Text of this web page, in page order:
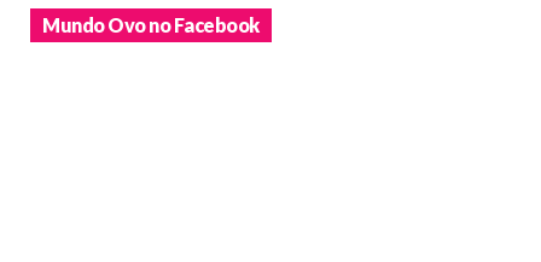
Mundo Ovo no Facebook